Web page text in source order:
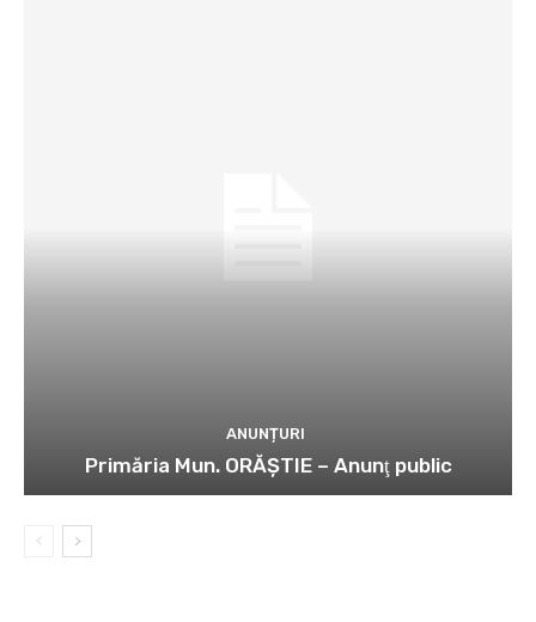
ANUNȚURI
Primăria Mun. ORĂȘTIE – Anunţ public